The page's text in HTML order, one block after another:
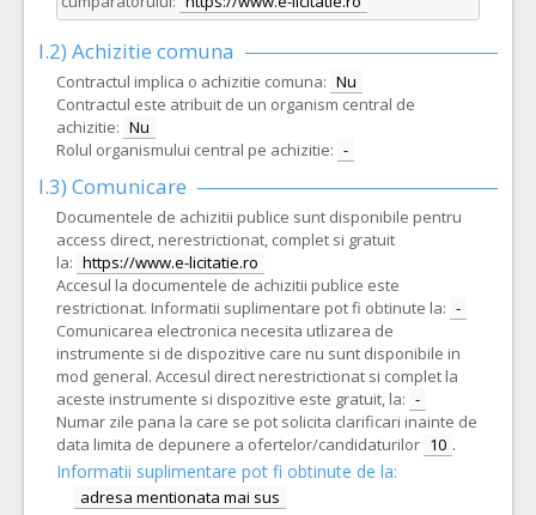
I.2) Achizitie comuna
Contractul implica o achizitie comuna: Nu
Contractul este atribuit de un organism central de
achizitie: Nu
Rolul organismului central pe achizitie: -
I.3) Comunicare
Documentele de achizitii publice sunt disponibile pentru
access direct, nerestrictionat, complet si gratuit
la: https://www.e-licitatie.ro
Accesul la documentele de achizitii publice este
restrictionat. Informatii suplimentare pot fi obtinute la: -
Comunicarea electronica necesita utlizarea de
instrumente si de dispozitive care nu sunt disponibile in
mod general. Accesul direct nerestrictionat si complet la
aceste instrumente si dispozitive este gratuit, la: -
Numar zile pana la care se pot solicita clarificari inainte de
data limita de depunere a ofertelor/candidaturilor 10 .
Informatii suplimentare pot fi obtinute de la:
adresa mentionata mai sus